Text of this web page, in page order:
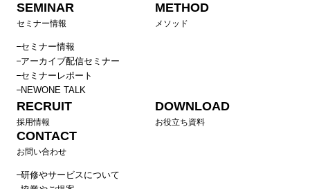
SEMINAR
セミナー情報
セミナー情報
アーカイブ配信セミナー
セミナーレポート
NEWONE TALK
METHOD
メソッド
RECRUIT
採用情報
DOWNLOAD
お役立ち資料
CONTACT
お問い合わせ
研修やサービスについて